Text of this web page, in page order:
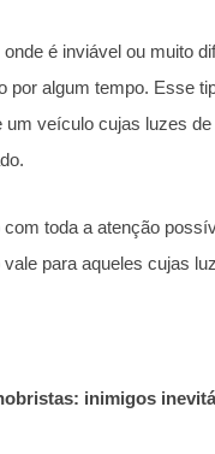
onde é inviável ou muito
por algum tempo. Esse
um veículo cujas luzes
com toda a atenção
para aqueles cujas
inimigos